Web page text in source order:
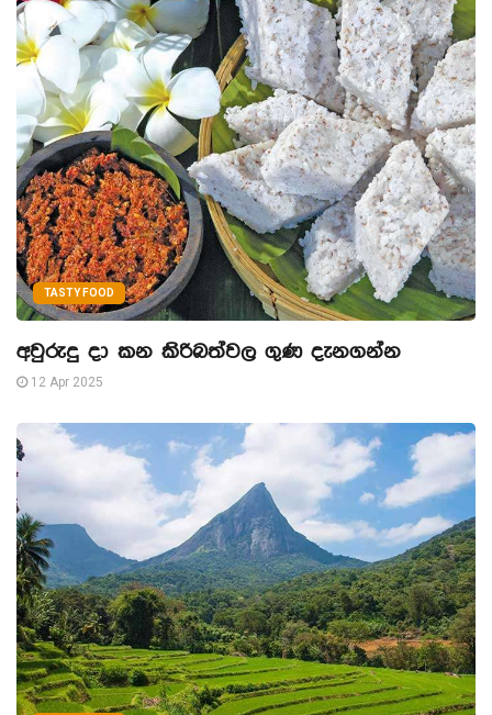
TASTY FOOD
අවුරුදු දා කන කිරිබත්වල ගුණ දැනගන්න
12 Apr 2025